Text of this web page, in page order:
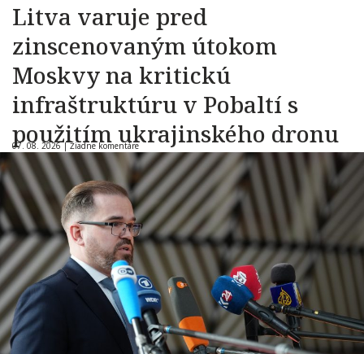
Litva varuje pred
zinscenovaným útokom
Moskvy na kritickú
infraštruktúru v Pobaltí s
použitím ukrajinského dronu
07. 08. 2026 |Žiadne komentáre